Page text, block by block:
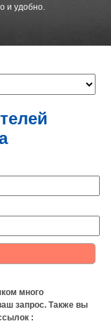
и удобно.
много
запрос.Также вы
: